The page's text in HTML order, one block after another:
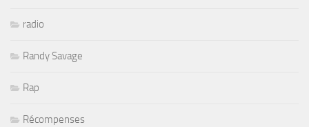
radio
Randy Savage
Rap
Récompenses